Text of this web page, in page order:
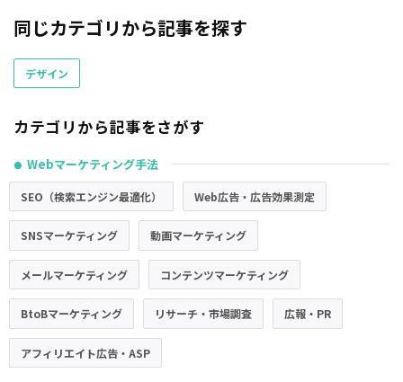
同じカテゴリから記事を探す
デザイン
カテゴリから記事をさがす
● Webマーケティング手法
SEO（検索エンジン最適化） Web広告・広告効果測定
SNSマーケティング 動画マーケティング
メールマーケティング コンテンツマーケティング
BtoBマーケティング リサーチ・市場調査 広報・PR
アフィリエイト広告・ASP